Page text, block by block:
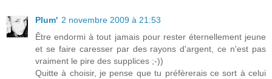
Plum' 2 novembre 2009 à 21:53
Être endormi à tout jamais pour rester éternellement jeune
et se faire caresser par des rayons d'argent, ce n'est pas
vraiment le pire des supplices ;-))
Quitte à choisir, je pense que tu préfèrerais ce sort à celui